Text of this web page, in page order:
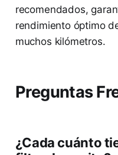
recomendados,
rendimiento óptimo
muchos kilómetros.
Preguntas
¿Cada cuánto